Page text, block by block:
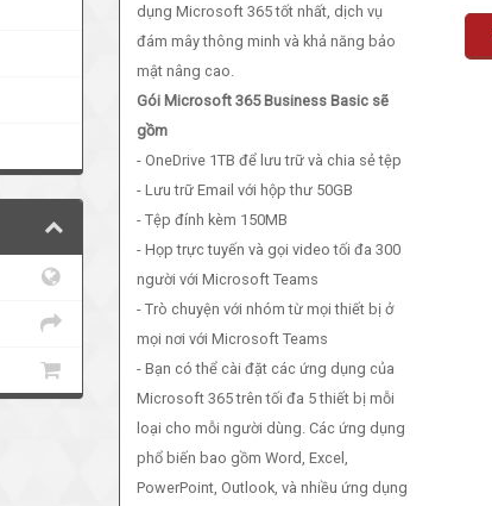
dụng Microsoft 365 tốt nhất, dịch vụ
đám mây thông minh và khả năng bảo
mật nâng cao.
Gói Microsoft 365 Business Basic sẽ
gồm
- OneDrive 1TB để lưu trữ và chia sẻ tệp
- Lưu trữ Email với hộp thư 50GB
- Tệp đính kèm 150MB
- Họp trực tuyến và gọi video tối đa 300
người với Microsoft Teams
- Trò chuyện với nhóm từ mọi thiết bị ở
mọi nơi với Microsoft Teams
- Bạn có thể cài đặt các ứng dụng của
Microsoft 365 trên tối đa 5 thiết bị mỗi
loại cho mỗi người dùng. Các ứng dụng
phổ biến bao gồm Word, Excel,
PowerPoint, Outlook, và nhiều ứng dụng